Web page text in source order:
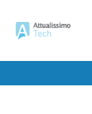
contenuto